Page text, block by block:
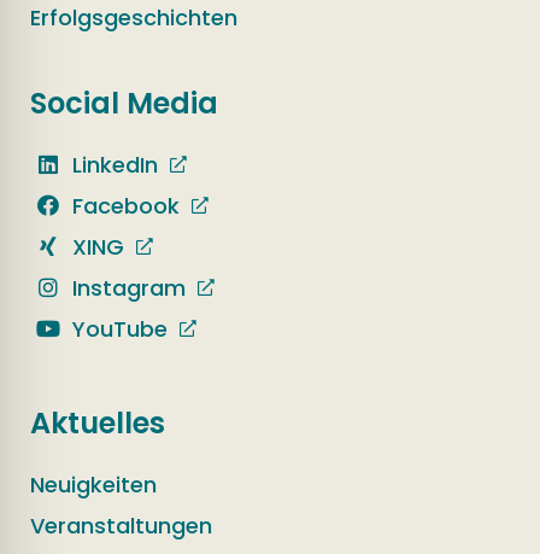
Erfolgsgeschichten
Social Media
LinkedIn
Facebook
XING
Instagram
YouTube
Aktuelles
Neuigkeiten
Veranstaltungen